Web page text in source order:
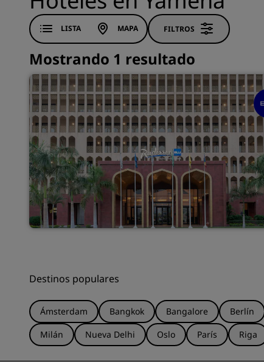
LISTA MAPA FILTROS
Mostrando 1 resultado
Destinos populares
Ámsterdam Bangkok Bangalore Berlín
Milán
Nueva Delhi Oslo París Riga